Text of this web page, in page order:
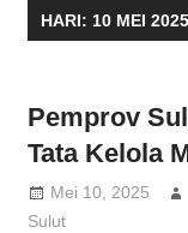
HARI: 10 MEI 2025
Pemprov
Tata Kelola
Mei 10, 2025
Sulut